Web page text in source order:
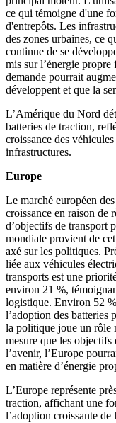
ce qui témoigne d'une
d'entrepôts. Les
des zones urbaines, ce
continue de se
mis sur l’énergie
demande pourrait
développent et que la
L’Amérique du Nord
batteries de traction,
croissance des
infrastructures.
Europe
Le marché européen
croissance en raison de
d’objectifs de transport
mondiale provient de
axé sur les politiques.
liée aux véhicules
transports est une
environ 21 %,
logistique. Environ 52
l’adoption des batteries
la politique joue un rôle
mesure que les
l’avenir, l’Europe
en matière d’énergie
L’Europe représente
traction, affichant une
l’adoption croissante